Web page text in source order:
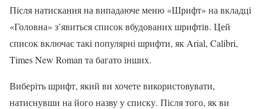
Після натискання на випадаюче меню «Шрифт» на вкладці
«Головна» з’явиться список вбудованих шрифтів. Цей
список включає такі популярні шрифти, як Arial, Calibri,
Times New Roman та багато інших.
Виберіть шрифт, який ви хочете використовувати,
натиснувши на його назву у списку. Після того, як ви